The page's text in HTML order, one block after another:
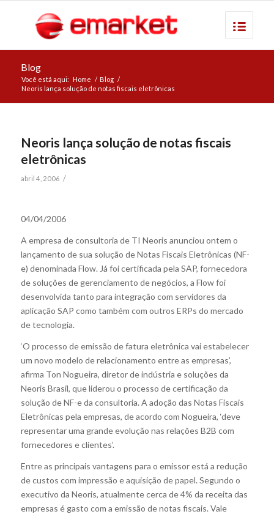
Blog
Você está aqui: Home / Blog /
Neoris lança solução de notas fiscais eletrônicas
Neoris lança solução de notas fiscais
eletrônicas
abril 4, 2006 /
04/04/2006
A empresa de consultoria de TI Neoris anunciou ontem o
lançamento de sua solução de Notas Fiscais Eletrônicas (NF-
e) denominada Flow. Já foi certificada pela SAP, fornecedora
de soluções de gerenciamento de negócios, a Flow foi
desenvolvida tanto para integração com servidores da
aplicação SAP como também com outros ERPs do mercado
de tecnologia.
‘O processo de emissão de fatura eletrônica vai estabelecer
um novo modelo de relacionamento entre as empresas’,
afirma Ton Nogueira, diretor de indústria e soluções da
Neoris Brasil, que liderou o processo de certificação da
solução de NF-e da consultoria. A adoção das Notas Fiscais
Eletrônicas pela empresas, de acordo com Nogueira, ‘deve
representar uma grande evolução nas relações B2B com
fornecedores e clientes’.
Entre as principais vantagens para o emissor está a redução
de custos com impressão e aquisição de papel. Segundo o
executivo da Neoris, atualmente cerca de 4% da receita das
empresas é gasto com a emissão de notas fiscais. Vale